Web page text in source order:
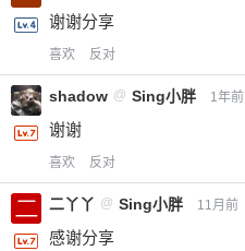
谢谢分享
喜欢 反对
shadow @ Sing小胖 1年前
谢谢
喜欢 反对
二丫丫 @ Sing小胖 11月前
感谢分享